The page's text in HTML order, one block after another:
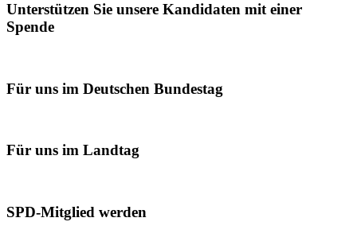
Unterstützen Sie unsere Kandidaten mit einer
Spende
Für uns im Deutschen Bundestag
Für uns im Landtag
SPD-Mitglied werden